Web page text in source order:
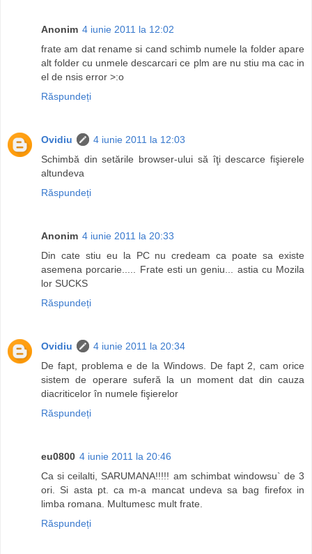
Anonim 4 iunie 2011 la 12:02
frate am dat rename si cand schimb numele la folder apare
alt folder cu unmele descarcari ce plm are nu stiu ma cac in
el de nsis error >:o
Răspundeți
Ovidiu
4 iunie 2011 la 12:03
Schimbă din setările browser-ului să îţi descarce fişierele
altundeva
Răspundeți
Anonim 4 iunie 2011 la 20:33
Din cate stiu eu la PC nu credeam ca poate sa existe
asemena porcarie..... Frate esti un geniu... astia cu Mozila
lor SUCKS
Răspundeți
Ovidiu
4 iunie 2011 la 20:34
De fapt, problema e de la Windows. De fapt 2, cam orice
sistem de operare suferă la un moment dat din cauza
diacriticelor în numele fişierelor
Răspundeți
eu0800 4 iunie 2011 la 20:46
Ca si ceilalti, SARUMANA!!!!! am schimbat windowsu` de 3
ori. Si asta pt. ca m-a mancat undeva sa bag firefox in
limba romana. Multumesc mult frate.
Răspundeți